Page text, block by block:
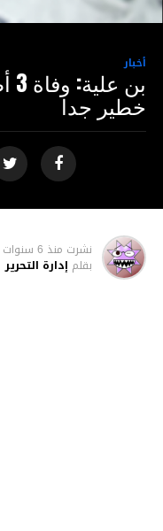
أخبار
خطير جدا
نشرت منذ 6 سنوات
بقلم إدارة التحرير